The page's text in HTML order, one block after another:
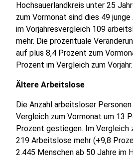
Hochsauerlandkreis unter 25
zum Vormonat sind dies 49
im Vorjahresvergleich 109
mehr. Die prozentuale
auf plus 8,4 Prozent zum
Prozent im Vergleich zum Vorjahr.
Ältere Arbeitslose
Die Anzahl arbeitsloser
Vergleich zum Vormonat um 13
Prozent gestiegen. Im Vergleich
219 Arbeitslose mehr (+9,8
2.445 Menschen ab 50 Jahre im